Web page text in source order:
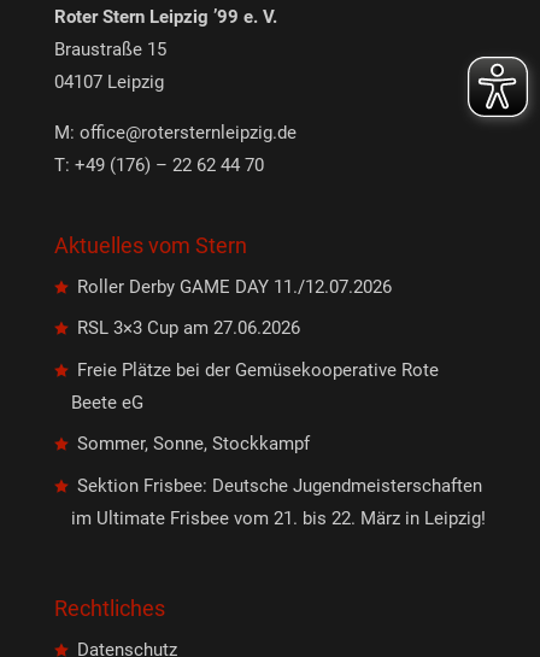
Roter Stern Leipzig ’99 e. V.
Braustraße 15
04107 Leipzig
M: office@rotersternleipzig.de
T: +49 (176) – 22 62 44 70
Aktuelles vom Stern
Roller Derby GAME DAY 11./12.07.2026
RSL 3×3 Cup am 27.06.2026
Freie Plätze bei der Gemüsekooperative Rote
Beete eG
Sommer, Sonne, Stockkampf
Sektion Frisbee: Deutsche Jugendmeisterschaften
im Ultimate Frisbee vom 21. bis 22. März in Leipzig!
Rechtliches
Datenschutz